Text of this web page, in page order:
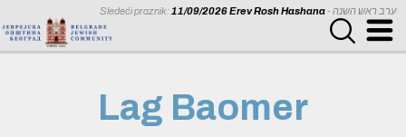
Sledeći praznik:11/09/2026 Erev Rosh Hashana - ערב ראש השנה
Lag Baomer